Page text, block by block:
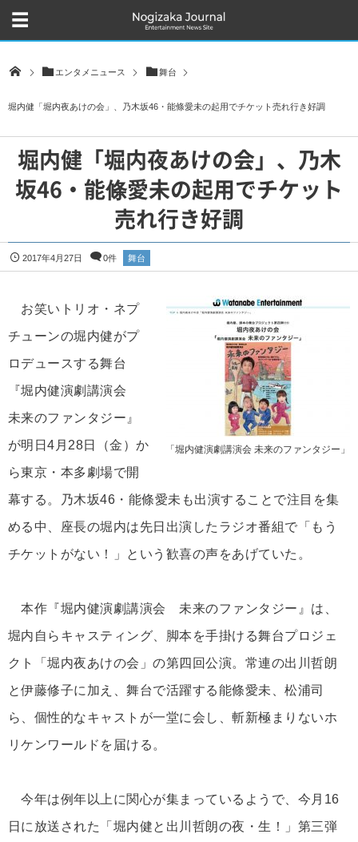
エンタメニュース 舞台
堀内健「堀内夜あけの会」、乃木坂46・能條愛未の起用でチケット売れ行き好調
堀内健「堀内夜あけの会」、乃木
坂46・能條愛未の起用でチケット
売れ行き好調
2017年4月27日 0件 舞台
「堀内健演劇講演会 未来のファンタジー」
お笑いトリオ・ネプ
チューンの堀内健がプ
ロデュースする舞台
『堀内健演劇講演会
未来のファンタジー』
が明日4月28日（金）か
ら東京・本多劇場で開
幕する。乃木坂46・能條愛未も出演することで注目を集
める中、座長の堀内は先日出演したラジオ番組で「もう
チケットがない！」という歓喜の声をあげていた。
本作『堀内健演劇講演会 未来のファンタジー』は、
堀内自らキャスティング、脚本を手掛ける舞台プロジェ
クト「堀内夜あけの会」の第四回公演。常連の出川哲朗
と伊藤修子に加え、舞台で活躍する能條愛未、松浦司
ら、個性的なキャストが一堂に会し、斬新極まりないホ
リケンワールドを届ける。
今年は例年以上に関心が集まっているようで、今月16
日に放送された「堀内健と出川哲朗の夜・生！」第三弾